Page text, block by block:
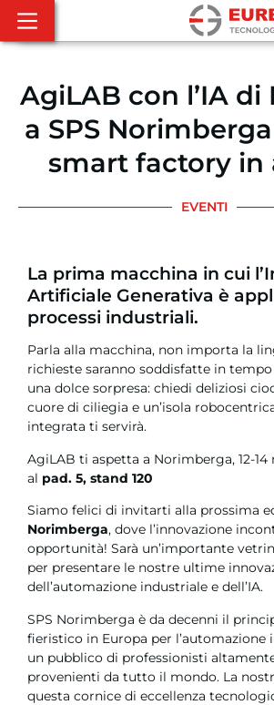
AgiLAB con l’IA di
a SPS
smart factory in
EVENTI
La prima macchina in cui
Artificiale Generativa è
processi industriali.
Parla alla macchina, non importa la
richieste saranno soddisfatte in tempo
una dolce sorpresa: chiedi deliziosi
cuore di ciliegia e un’isola
integrata ti servirà.
AgiLAB ti aspetta a Norimberga, 12-
al pad. 5, stand 120
Siamo felici di invitarti alla prossima
Norimberga, dove l’innovazione
opportunità! Sarà un’importante
per presentare le nostre ultime
dell’automazione industriale e dell’IA.
SPS Norimberga è da decenni il
fieristico in Europa per l’automazione
un pubblico di professionisti
provenienti da tutto il mondo. La
questa cornice di eccellenza